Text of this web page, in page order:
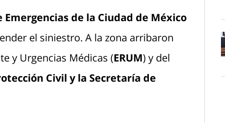
Emergencias de la Ciudad de México
el siniestro. A la zona arribaron
y Urgencias Médicas (ERUM) y del
Civil y la Secretaría de